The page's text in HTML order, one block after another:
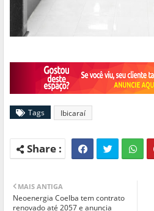
Tags Ibicaraí
MAIS ANTIGA
Neoenergia Coelba tem contrato
renovado até 2057 e anuncia